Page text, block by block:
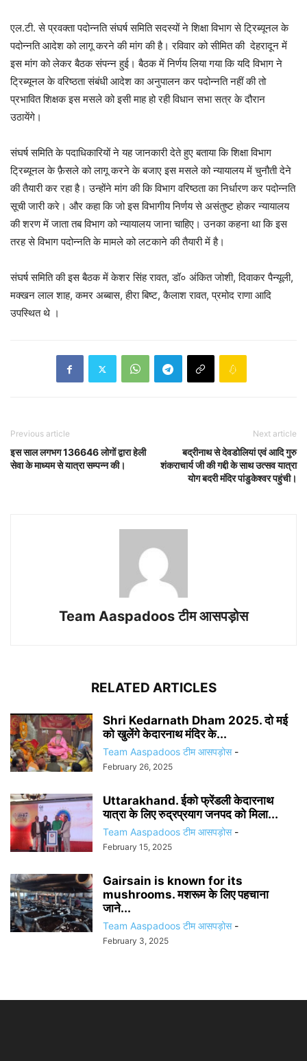
एल.टी. से प्रवक्ता पदोन्नति संघर्ष समिति सदस्यों ने शिक्षा विभाग से ट्रिब्यूनल के
पदोन्नति आदेश को लागू करने की मांग की है। रविवार को सीमित की देहरादून में
इस मांग को लेकर बैठक संपन्न हुई। बैठक में निर्णय लिया गया कि यदि विभाग ने
ट्रिब्यूनल के वरिष्ठता संबंधी आदेश का अनुपालन कर पदोन्नति नहीं की तो
प्रभावित शिक्षक इस मसले को इसी माह हो रही विधान सभा सत्र के दौरान
उठायेंगे।
संघर्ष समिति के पदाधिकारियों ने यह जानकारी देते हुए बताया कि शिक्षा विभाग
ट्रिब्यूनल के फ़ैसले को लागू करने के बजाए इस मसले को न्यायालय में चुनौती देने
की तैयारी कर रहा है। उन्होंने मांग की कि विभाग वरिष्ठता का निर्धारण कर पदोन्नति
सूची जारी करे। और कहा कि जो इस विभागीय निर्णय से असंतुष्ट होकर न्यायालय
की शरण में जाता तब विभाग को न्यायालय जाना चाहिए। उनका कहना था कि इस
तरह से विभाग पदोन्नति के मामले को लटकाने की तैयारी में है।
संघर्ष समिति की इस बैठक में केशर सिंह रावत, डॉ० अंकित जोशी, दिवाकर पैन्यूली,
मक्खन लाल शाह, कमर अब्बास, हीरा बिष्ट, कैलाश रावत, प्रमोद राणा आदि
उपस्थित थे ।
Previous article
इस साल लगभग 136646 लोगों द्वारा हेली
सेवा के माध्यम से यात्रा सम्पन्न की।
Next article
बद्रीनाथ से देवडोलियां एवं आदि गुरु
शंकराचार्य जी की गद्दी के साथ उत्सव यात्रा
योग बदरी मंदिर पांडुकेश्वर पहुंची।
Team Aaspadoos टीम आसपड़ोस
RELATED ARTICLES
Shri Kedarnath Dham 2025. दो मई
को खुलेंगे केदारनाथ मंदिर के...
Team Aaspadoos टीम आसपड़ोस -
February 26, 2025
Uttarakhand. ईको फ्रेंडली केदारनाथ
यात्रा के लिए रुद्रप्रयाग जनपद को मिला...
Team Aaspadoos टीम आसपड़ोस -
February 15, 2025
Gairsain is known for its
mushrooms. मशरूम के लिए पहचाना
जाने...
Team Aaspadoos टीम आसपड़ोस -
February 3, 2025